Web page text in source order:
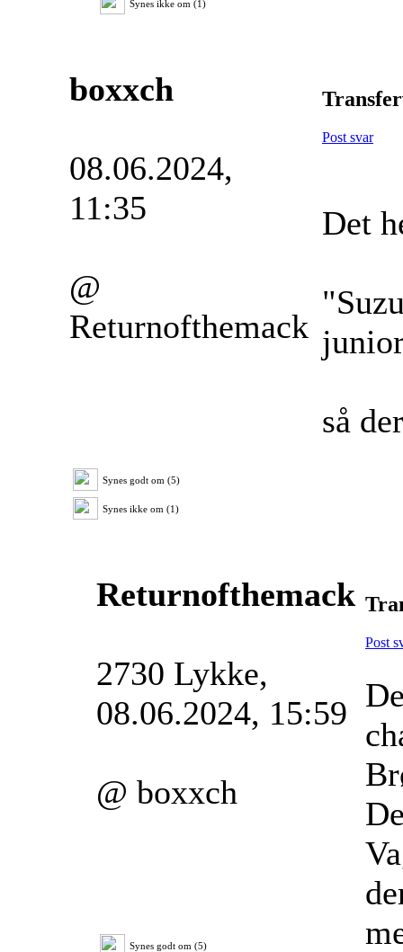
Synes ikke om (1)
boxxch
08.06.2024,
11:35
@
Returnofthemack
Synes godt om (5)
Synes ikke om (1)
Post svar
Det
så
Returnofthemack
2730 Lykke,
08.06.2024, 15:59
@ boxxch
Synes godt om (5)
Post